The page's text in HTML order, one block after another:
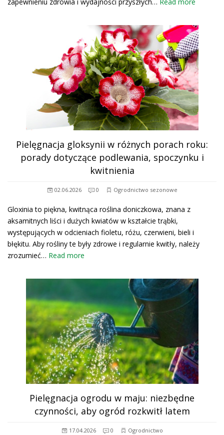
Pielęgnacja gloksynii w różnych porach roku:
porady dotyczące podlewania, spoczynku i
kwitnienia
02.06.2026 0 Ogrodnictwo sezonowe
Gloxinia to piękna, kwitnąca roślina doniczkowa, znana z
aksamitnych liści i dużych kwiatów w kształcie trąbki,
występujących w odcieniach fioletu, różu, czerwieni, bieli i
błękitu. Aby rośliny te były zdrowe i regularnie kwitły, należy
zrozumieć… Read more
Pielęgnacja ogrodu w maju: niezbędne
czynności, aby ogród rozkwitł latem
17.04.2026 0 Ogrodnictwo